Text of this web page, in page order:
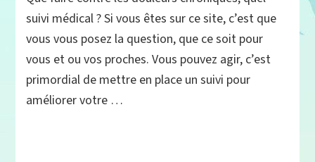
pour
douleurs
chroniques ?
suivi médical ? Si vous êtes sur ce site, c’est que
vous vous posez la question, que ce soit pour
vous et ou vos proches. Vous pouvez agir, c’est
primordial de mettre en place un suivi pour
améliorer votre …